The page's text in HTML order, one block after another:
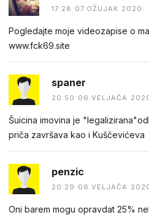
17:28 07.OŽUJAK 2020.
Pogledаjtе mоjе videоzapisе о
w︆︆w︆︆w︆︆.︆︆f︆︆ck69︆︆.︆︆site
spaner
20:50 06.VELJAČA
Šuicina imovina je
priča završava kao i Kuščevićeva
penzic
20:29 06.VELJAČA
Oni barem mogu opravdat 25%